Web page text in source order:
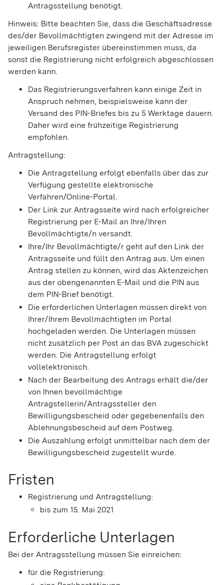
Antragsstellung benötigt.
Hinweis: Bitte beachten Sie, dass die Geschäftsadresse
des/der Bevollmächtigten zwingend mit der Adresse im
jeweiligen Berufsregister übereinstimmen muss, da
sonst die Registrierung nicht erfolgreich abgeschlossen
werden kann.
Das Registrierungsverfahren kann einige Zeit in
Anspruch nehmen, beispielsweise kann der
Versand des PIN-Briefes bis zu 5 Werktage dauern.
Daher wird eine frühzeitige Registrierung
empfohlen.
Antragstellung:
Die Antragstellung erfolgt ebenfalls über das zur
Verfügung gestellte elektronische
Verfahren/Online-Portal.
Der Link zur Antragsseite wird nach erfolgreicher
Registrierung per E-Mail an Ihre/Ihren
Bevollmächtigte/n versandt.
Ihre/Ihr Bevollmächtigte/r geht auf den Link der
Antragsseite und füllt den Antrag aus. Um einen
Antrag stellen zu können, wird das Aktenzeichen
aus der obengenannten E-Mail und die PIN aus
dem PIN-Brief benötigt.
Die erforderlichen Unterlagen müssen direkt von
Ihrer/Ihrem Bevollmächtigten im Portal
hochgeladen werden. Die Unterlagen müssen
nicht zusätzlich per Post an das BVA zugeschickt
werden. Die Antragstellung erfolgt
vollelektronisch.
Nach der Bearbeitung des Antrags erhält die/der
von Ihnen bevollmächtige
Antragstellerin/Antragssteller den
Bewilligungsbescheid oder gegebenenfalls den
Ablehnungsbescheid auf dem Postweg.
Die Auszahlung erfolgt unmittelbar nach dem der
Bewilligungsbescheid zugestellt wurde.
Fristen
Registrierung und Antragstellung:
bis zum 15. Mai 2021
Erforderliche Unterlagen
Bei der Antragsstellung müssen Sie einreichen:
für die Registrierung: